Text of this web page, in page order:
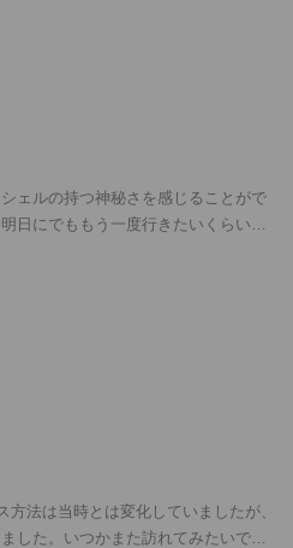
ェル現地のガイドさんの案内と説明
者のプレゼンをきいているかのよう
良かったです。
ェルの持つ神秘さを感じることがで
日にでももう一度行きたいくらい。
多くの歴史的、建築の説明をしてい
ます。そして途中ではその美声を披
法は当時とは変化していましたが、
した。いつかまた訪れてみたいで